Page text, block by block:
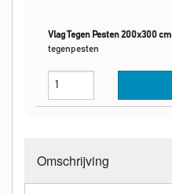
Vlag Tegen Pesten 200x300 cm
tegenpesten
Omschrijving